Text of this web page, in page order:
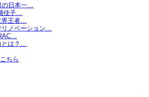
日本一…
佳子…
王者…
ノベーション…
は？…
ちら